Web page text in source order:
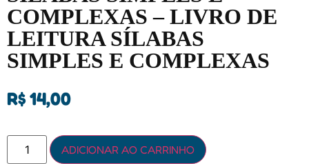
COMPLEXAS – LIVRO DE
LEITURA SÍLABAS
SIMPLES E COMPLEXAS
R$14,00
ADICIONAR AO CARRINHO